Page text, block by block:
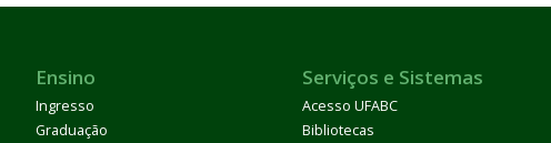
Ensino
Ingresso
Graduação
Serviços e Sistemas
Acesso UFABC
Bibliotecas